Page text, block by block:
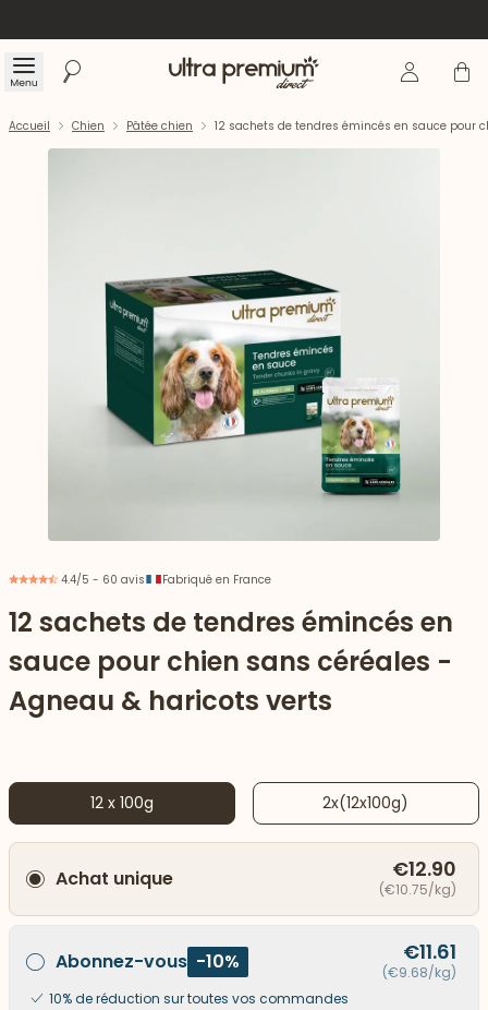
Menu Rechercher Accueil Se Panier
vers le bas
Accueil Chien Pâtée chien 12 sachets de tendres émincés en sauce pour
4.4/5 - 60 avis Fabriqué en France
12 sachets de tendres émincés en
sauce pour chien sans céréales -
Agneau & haricots verts
12 x 100g 2x(12x100g)
Achat unique €12.90
(€10.75/kg)
Abonnez-vous -10% €11.61
(€9.68/kg)
10% de réduction sur toutes vos commandes